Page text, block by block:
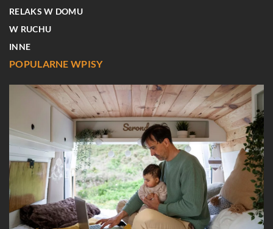
RELAKS W DOMU
W RUCHU
INNE
POPULARNE WPISY